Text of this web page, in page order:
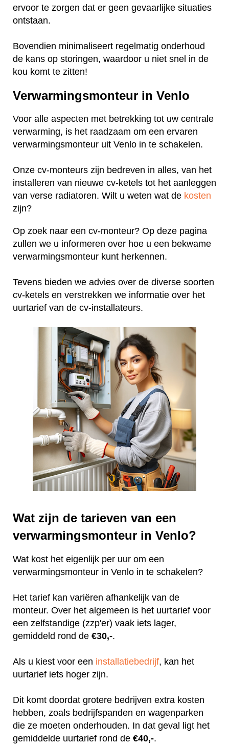
ervoor te zorgen dat er geen gevaarlijke situaties
ontstaan.
Bovendien minimaliseert regelmatig onderhoud
de kans op storingen, waardoor u niet snel in de
kou komt te zitten!
Verwarmingsmonteur in Venlo
Voor alle aspecten met betrekking tot uw centrale
verwarming, is het raadzaam om een ervaren
verwarmingsmonteur uit Venlo in te schakelen.
Onze cv-monteurs zijn bedreven in alles, van het
installeren van nieuwe cv-ketels tot het aanleggen
van verse radiatoren. Wilt u weten wat de kosten
zijn?
Op zoek naar een cv-monteur? Op deze pagina
zullen we u informeren over hoe u een bekwame
verwarmingsmonteur kunt herkennen.
Tevens bieden we advies over de diverse soorten
cv-ketels en verstrekken we informatie over het
uurtarief van de cv-installateurs.
Wat zijn de tarieven van een
verwarmingsmonteur in Venlo?
Wat kost het eigenlijk per uur om een
verwarmingsmonteur in Venlo in te schakelen?
Het tarief kan variëren afhankelijk van de
monteur. Over het algemeen is het uurtarief voor
een zelfstandige (zzp'er) vaak iets lager,
gemiddeld rond de €30,-.
Als u kiest voor een installatiebedrijf, kan het
uurtarief iets hoger zijn.
Dit komt doordat grotere bedrijven extra kosten
hebben, zoals bedrijfspanden en wagenparken
die ze moeten onderhouden. In dat geval ligt het
gemiddelde uurtarief rond de €40,-.